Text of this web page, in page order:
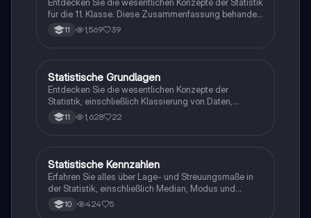
für die 11. Klasse. Diese Zusammenfassung behandelt
quantitative und qualitative Merkmale, relative und
absolute Häufigkeit, Boxplots, Mittelwert, Median,
11 1,569 39
Mathe
Statistische Grundlagen
Entdecken Sie die wesentlichen Konzepte der
Statistik, einschließlich Klassierung von Daten,
Repräsentativität, absolute und relative Häufigkeit
sowie die Berechnung des arithmetischen Mittels.
Statistik zu fördern.
11 1,628 22
Mathe
Statistische Kennzahlen
Erfahren Sie alles über Lage- und Streuungsmaße in
der Statistik, einschließlich Median, Modus und
arithmetisches Mittel. Diese Zusammenfassung bietet
klare Erklärungen und Beispiele zu den
10 424 5